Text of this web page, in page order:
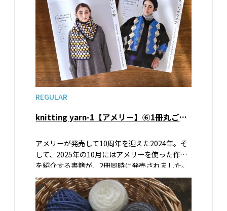
REGULAR
knitting yarn-1【アメリー】⑥1冊丸ごとアメリー作品！『アメリーで編む かわいい小物』『アメリーで編む あったかウェア』
アメリーが発売して10周年を迎えた2024年。そ
して、2025年の10月にはアメリーを使った作品
を紹介する書籍が、2冊同時に発売されました。
どちらの書籍にもかわいい作品がたくさん載っ
ていますよ！